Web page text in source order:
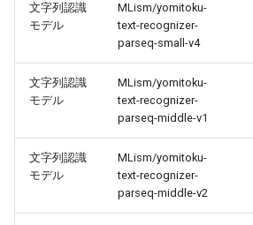
文字列認識
モデル
MLism/yomitoku-
text-recognizer-
parseq-small-v4
文字列認識
モデル
MLism/yomitoku-
text-recognizer-
parseq-middle-v1
文字列認識
モデル
MLism/yomitoku-
text-recognizer-
parseq-middle-v2